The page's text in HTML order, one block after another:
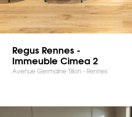
Regus Rennes -
Immeuble Cimea 2
Avenue Germaine Tillon - Rennes